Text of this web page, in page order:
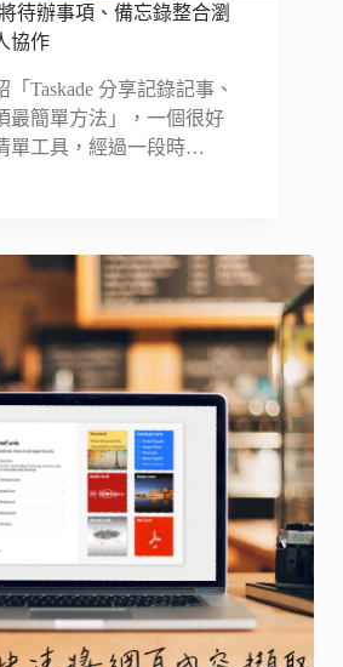
將待辦事項、備忘錄整合瀏
協作
Taskade 分享記錄記事、
最簡單方法」，一個很好
單工具，經過一段時…